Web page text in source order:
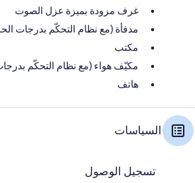
غرف مزودة بميزة عزل الصوت
مدفأة (مع نظام التحكّم بدرجات
مكتب
مكيّف هواء (مع نظام التحكّم
هاتف
السياسات
تسجيل الوصول